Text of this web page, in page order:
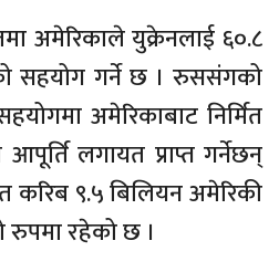
अमेरिकाले युक्रेनलाई ६०.८
सहयोग गर्ने छ । रुससंगको
अमेरिकाबाट निर्मित
लगायत प्राप्त गर्नेछन्
करिब ९.५ बिलियन अमेरिकी
रहेको छ ।